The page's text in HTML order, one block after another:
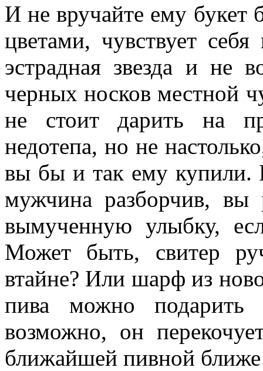
И не вручайте ему
цветами, чувствует
эстрадная звезда и не
черных носков местной
не стоит дарить на
недотепа, но не
вы бы и так ему купили.
мужчина разборчив, вы
вымученную улыбку,
Может быть, свитер
втайне? Или шарф из
пива можно
возможно, он
ближайшей пивной